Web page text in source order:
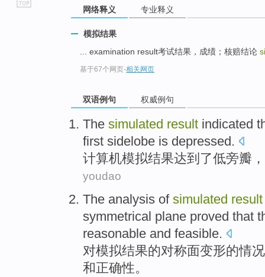
网络释义 专业释义
模拟结果
... examination result考试结果，成绩；核赔结论
基于67个网页-相关网页
双语例句 权威例句
The simulated result indicated
first sidelobe is depressed.
计算机模拟结果达到 了低旁瓣 ，
youdao
The analysis of simulated result
symmetrical plane proved that
reasonable and feasible.
对模拟结果的对称面变形的情况
和正确性。